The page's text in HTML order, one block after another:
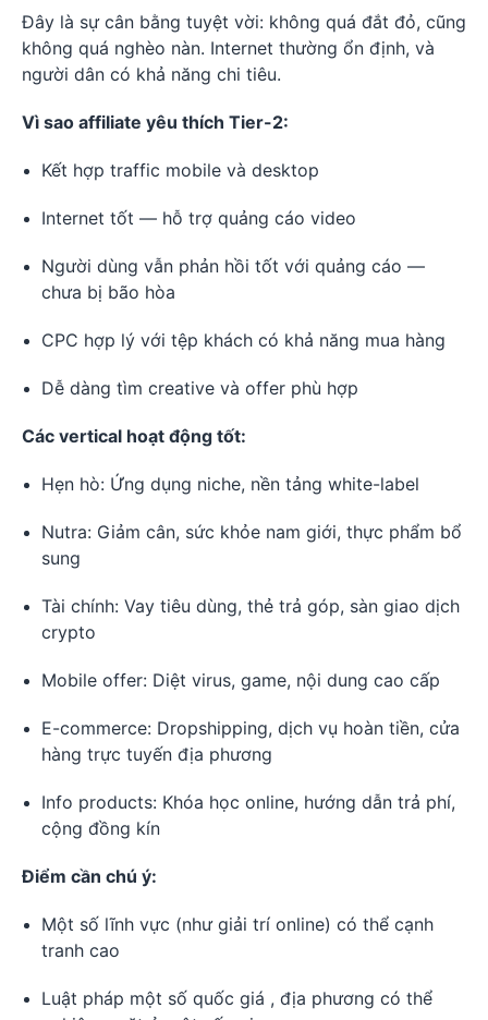
Đây là sự cân bằng tuyệt vời: không quá đắt đỏ, cũng
không quá nghèo nàn. Internet thường ổn định, và
người dân có khả năng chi tiêu.
Vì sao affiliate yêu thích Tier-2:
Kết hợp traffic mobile và desktop
Internet tốt — hỗ trợ quảng cáo video
Người dùng vẫn phản hồi tốt với quảng cáo —
chưa bị bão hòa
CPC hợp lý với tệp khách có khả năng mua hàng
Dễ dàng tìm creative và offer phù hợp
Các vertical hoạt động tốt:
Hẹn hò: Ứng dụng niche, nền tảng white-label
Nutra: Giảm cân, sức khỏe nam giới, thực phẩm bổ
sung
Tài chính: Vay tiêu dùng, thẻ trả góp, sàn giao dịch
crypto
Mobile offer: Diệt virus, game, nội dung cao cấp
E-commerce: Dropshipping, dịch vụ hoàn tiền, cửa
hàng trực tuyến địa phương
Info products: Khóa học online, hướng dẫn trả phí,
cộng đồng kín
Điểm cần chú ý:
Một số lĩnh vực (như giải trí online) có thể cạnh
tranh cao
Luật pháp một số quốc giá , địa phương có thể